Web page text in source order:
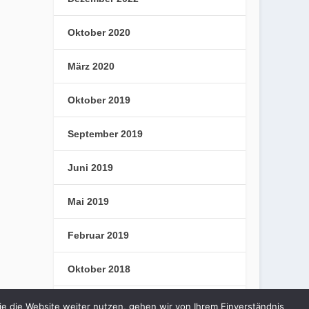
Oktober 2020
März 2020
Oktober 2019
September 2019
Juni 2019
Mai 2019
Februar 2019
Oktober 2018
September 2018
die Website weiter nutzen, gehen wir von Ihrem Einverständnis